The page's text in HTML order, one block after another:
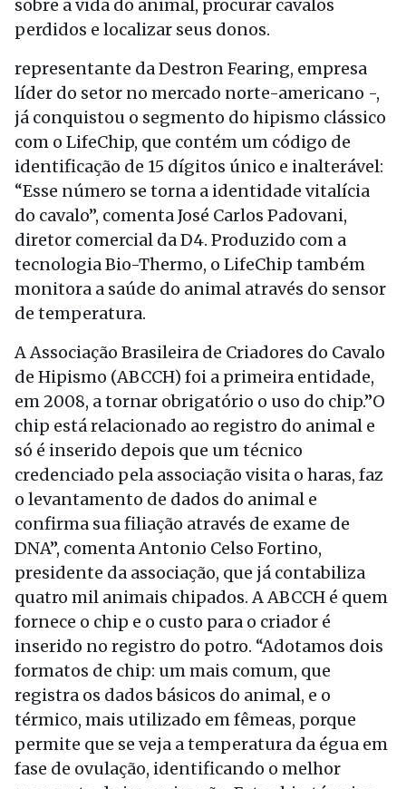
sobre a vida do animal, procurar cavalos
perdidos e localizar seus donos.
representante da Destron Fearing, empresa
líder do setor no mercado norte-americano -,
já conquistou o segmento do hipismo clássico
com o LifeChip, que contém um código de
identificação de 15 dígitos único e inalterável:
“Esse número se torna a identidade vitalícia
do cavalo”, comenta José Carlos Padovani,
diretor comercial da D4. Produzido com a
tecnologia Bio-Thermo, o LifeChip também
monitora a saúde do animal através do sensor
de temperatura.
A Associação Brasileira de Criadores do Cavalo
de Hipismo (ABCCH) foi a primeira entidade,
em 2008, a tornar obrigatório o uso do chip.”O
chip está relacionado ao registro do animal e
só é inserido depois que um técnico
credenciado pela associação visita o haras, faz
o levantamento de dados do animal e
confirma sua filiação através de exame de
DNA”, comenta Antonio Celso Fortino,
presidente da associação, que já contabiliza
quatro mil animais chipados. A ABCCH é quem
fornece o chip e o custo para o criador é
inserido no registro do potro. “Adotamos dois
formatos de chip: um mais comum, que
registra os dados básicos do animal, e o
térmico, mais utilizado em fêmeas, porque
permite que se veja a temperatura da égua em
fase de ovulação, identificando o melhor